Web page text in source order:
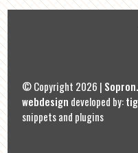
© Copyright 2026 |
webdesign developed by:
snippets and plugins